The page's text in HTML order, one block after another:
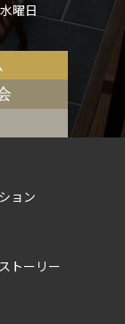
曜日
ョン
トーリー